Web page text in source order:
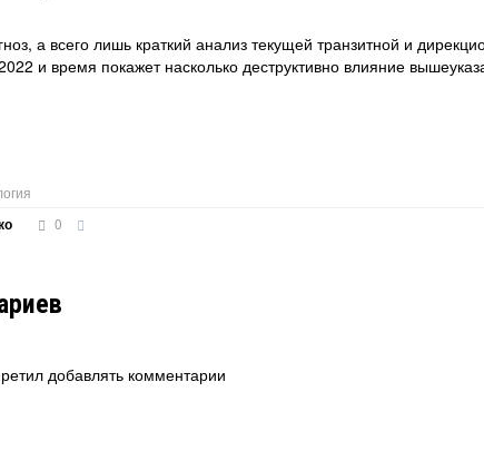
а всего лишь краткий анализ текущей транзитной и
и время покажет насколько деструктивно влияние
0
добавлять комментарии